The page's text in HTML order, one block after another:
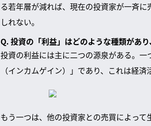
る若年層が減れば、現在の投資家が一斉
しれない。
Q. 投資の「利益」はどのような種類があ
投資の利益には主に二つの源泉がある。
（インカムゲイン）」であり、これは経
もう一つは、他の投資家との売買によっ